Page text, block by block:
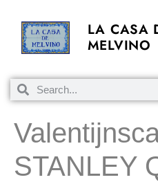
LA CASA
MELVINO
STANLEY